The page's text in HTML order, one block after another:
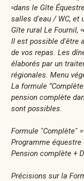
▫️dans le Gîte
salles d'eau / WC, et
Gîte rural Le Fournil,
Il est possible d'être
de vos repas. Les
élaborés par un
régionales. Menu
La formule
pension complète
sont possibles.
Formule "Complète" =
Programme
Pension complète +
Précisions sur la